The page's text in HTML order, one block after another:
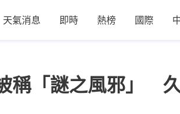
天氣消息 即時 熱榜 國際
稱「謎之風邪」